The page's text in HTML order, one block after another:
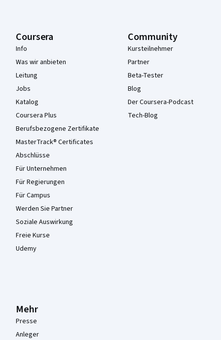
Coursera
Info
Was wir anbieten
Leitung
Jobs
Katalog
Coursera Plus
Berufsbezogene Zertifikate
MasterTrack® Certificates
Abschlüsse
Für Unternehmen
Für Regierungen
Für Campus
Werden Sie Partner
Soziale Auswirkung
Freie Kurse
Udemy
Community
Kursteilnehmer
Partner
Beta-Tester
Blog
Der Coursera-Podcast
Tech-Blog
Mehr
Presse
Anleger